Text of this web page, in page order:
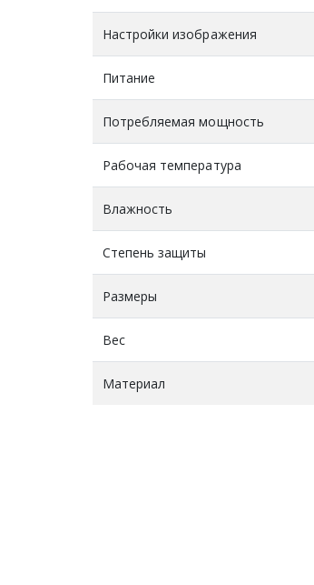
Настройки изображения
Питание
Потребляемая мощность
Рабочая температура
Влажность
Степень защиты
Размеры
Вес
Материал